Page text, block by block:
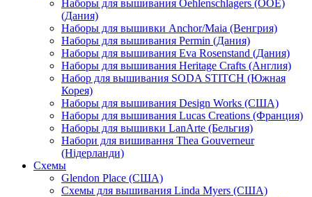
Наборы для вышивания Oehlenschlagers (OOE)
(Дания)
Наборы для вышивки Anchor/Maia (Венгрия)
Наборы для вышивания Permin (Дания)
Наборы для вышивания Eva Rosenstand (Дания)
Наборы для вышивания Heritage Crafts (Англия)
Набор для вышивания SODA STITCH (Южная
Корея)
Наборы для вышивания Design Works (США)
Наборы для вышивания Lucas Creations (Франция)
Наборы для вышивки LanArte (Бельгия)
Набори для вишивання Thea Gouverneur
(Нідерланди)
Схемы
Glendon Place (США)
Схемы для вышивания Linda Myers (США)